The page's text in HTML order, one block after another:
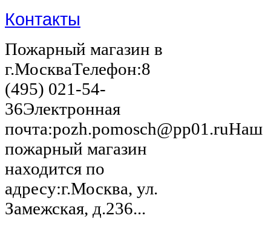
Контакты
Пожарный магазин в
г.МоскваТелефон:8
(495) 021-54-
36Электронная
почта:pozh.pomosch@pp01.ruНаш
пожарный магазин
находится по
адресу:г.Москва, ул.
Замежская, д.236...